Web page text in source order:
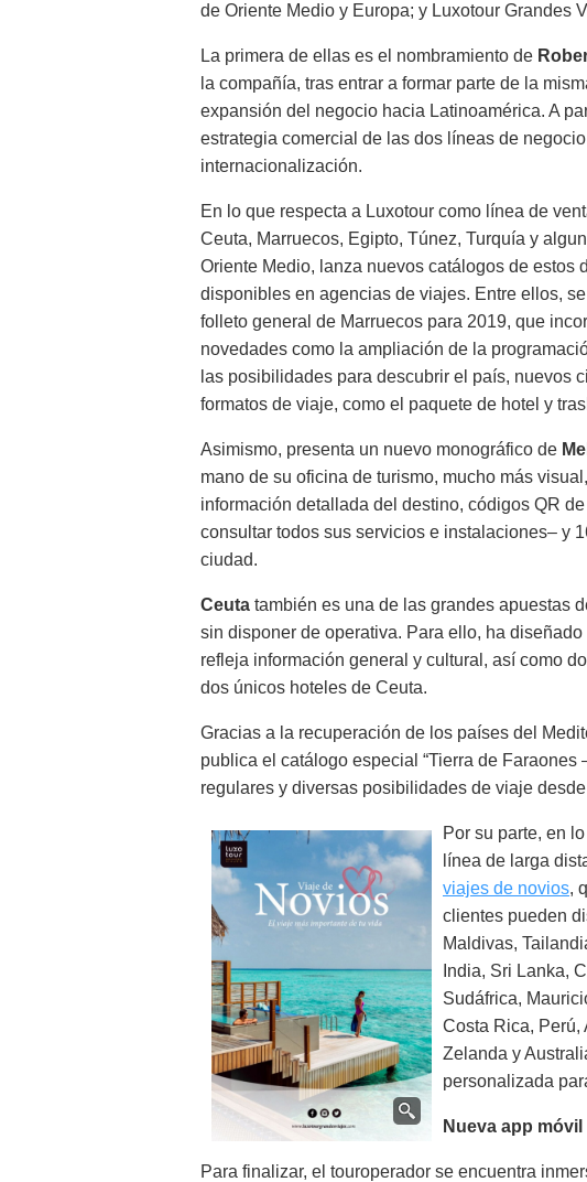
de Oriente Medio y Europa; y Luxotour Grandes
La primera de ellas es el nombramiento de
la compañía, tras entrar a formar parte de la
expansión del negocio hacia Latinoamérica. A
estrategia comercial de las dos líneas de
internacionalización.
En lo que respecta a Luxotour como línea de
Ceuta, Marruecos, Egipto, Túnez, Turquía y
Oriente Medio, lanza nuevos catálogos de estos
disponibles en agencias de viajes. Entre ellos, se
folleto general de Marruecos para 2019, que
novedades como la ampliación de la
las posibilidades para descubrir el país, nuevos
formatos de viaje, como el paquete de hotel y
Asimismo, presenta un nuevo monográfico de
mano de su oficina de turismo, mucho más
información detallada del destino, códigos QR
consultar todos sus servicios e instalaciones– y
ciudad.
Ceuta también es una de las grandes apuestas
sin disponer de operativa. Para ello, ha
refleja información general y cultural, así como
dos únicos hoteles de Ceuta.
Gracias a la recuperación de los países del
publica el catálogo especial “Tierra de Faraones
regulares y diversas posibilidades de viaje
Por su parte, en
línea de larga
viajes de novios,
clientes pueden
Maldivas,
India, Sri Lanka,
Sudáfrica,
Costa Rica, Perú,
Zelanda y
personalizada
Nueva app móvil
Para finalizar, el touroperador se encuentra